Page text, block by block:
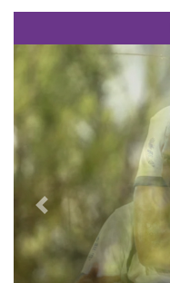
Previous